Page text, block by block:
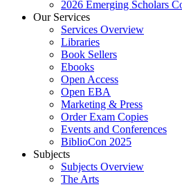
2026 Emerging Scholars
Our Services
Services Overview
Libraries
Book Sellers
Ebooks
Open Access
Open EBA
Marketing & Press
Order Exam Copies
Events and Conferences
BiblioCon 2025
Subjects
Subjects Overview
The Arts